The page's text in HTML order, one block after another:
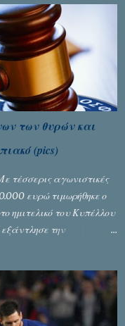
των θυρών και
(pics)
τέσσερις αγωνιστικές
ευρώ τιμωρήθηκε ο
ημιτελικό του Κυπέλλου
την
κάτι τέτοιο δεν ήταν